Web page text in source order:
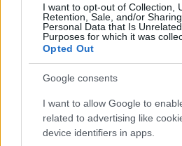
I want to opt-out of Collection,
Retention, Sale, and/or
Personal Data that Is
Purposes for which it was
Opted Out
Google consents
I want to allow Google to
related to advertising like
device identifiers in apps.
#new york
#miro kovač